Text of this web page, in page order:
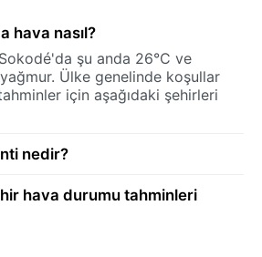
hava nasıl?
şu anda 26°C ve
Ülke genelinde koşullar
için aşağıdaki şehirleri
nedir?
hava durumu tahminleri